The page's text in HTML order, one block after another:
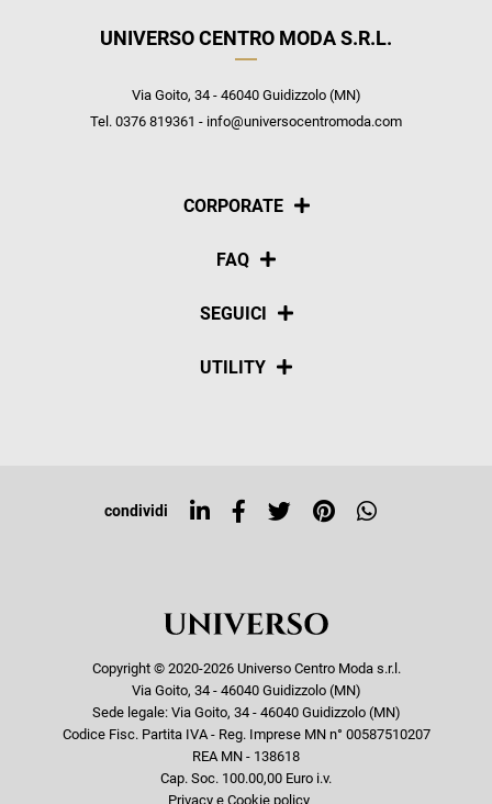
UNIVERSO CENTRO MODA S.R.L.
Via Goito, 34 - 46040 Guidizzolo (MN)
Tel. 0376 819361 - info@universocentromoda.com
CORPORATE
Chi siamo
FAQ
Pagamenti
SEGUICI
Social
UTILITY
Top ricerche
condividi
Copyright © 2020-2026 Universo Centro Moda s.r.l.
Via Goito, 34 - 46040 Guidizzolo (MN)
Sede legale: Via Goito, 34 - 46040 Guidizzolo (MN)
Codice Fisc. Partita IVA - Reg. Imprese MN n° 00587510207
REA MN - 138618
Cap. Soc. 100.00,00 Euro i.v.
Privacy e Cookie policy